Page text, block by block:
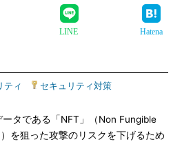
LINE Hatena
ティ セキュリティ対策
タである「NFT」（Non Fungible
を狙った攻撃のリスクを下げるため